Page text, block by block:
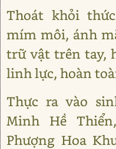
Thoát khỏi
mím môi, ánh
trữ vật trên tay,
linh lực, hoàn
Thực ra vào
Minh Hề
Phượng Hoa